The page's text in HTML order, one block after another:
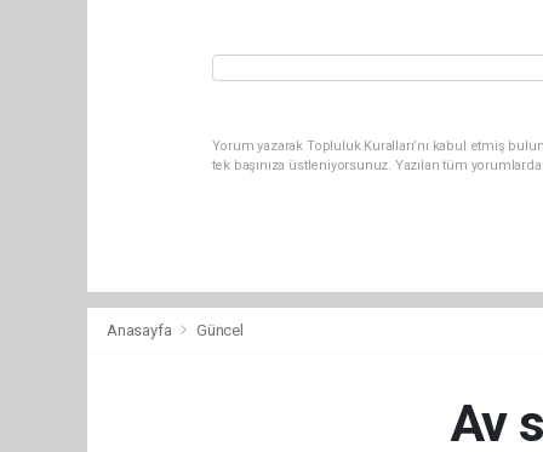
Yorum yazarak Topluluk Kuralları’nı kabul etmiş
tek başınıza üstleniyorsunuz. Yazılan tüm
Anasayfa Güncel
Av